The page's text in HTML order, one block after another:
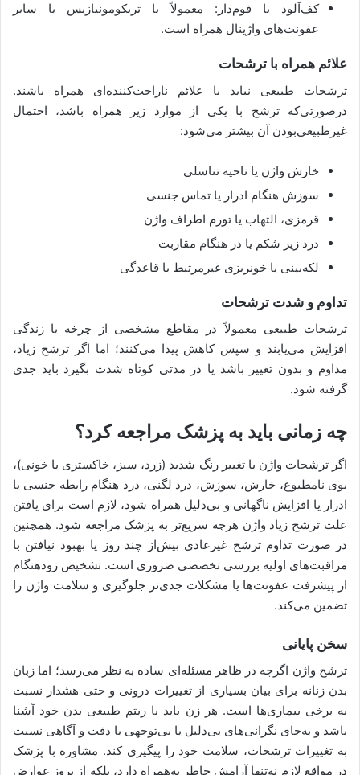
کف‌آلود یا فوم‌دار: معمولاً با تریکومونیازیس یا سایر
عفونت‌های واژینال همراه است.
علائم همراه با ترشحات
ترشحات طبیعی نباید با علائم ناراحت‌کننده‌ای همراه باشند.
درصورتی‌که ترشح با یکی از موارد زیر همراه باشد، احتمال
غیرطبیعی‌بودن آن بیشتر می‌شود:
خارش واژن یا ناحیه تناسلی
سوزش هنگام ادرار یا تماس جنسی
قرمزی، التهاب یا تورم اطراف واژن
درد زیر شکم یا در هنگام مقاربت
لکه‌بینی یا خونریزی غیرمرتبط با قاعدگی
تداوم و شدت ترشحات
ترشحات طبیعی معمولاً در مقاطع مشخصی از چرخه یا زندگی
افزایش می‌یابند و سپس کاهش پیدا می‌کنند؛ اما اگر ترشح زیاد،
مداوم و بدون تغییر باشد یا در مدتی کوتاه شدت بگیرد باید جدی
گرفته شود.
چه زمانی باید به پزشک مراجعه کرد؟
اگر ترشحات واژن با تغییر رنگ شدید (زرد، سبز، خاکستری یا خونی)،
بوی نامطبوع، خارش، سوزش، درد لگنی، درد هنگام رابطه جنسی یا
ادرار یا افزایش ناگهانی و بی‌دلیل همراه شود، لازم است برای یافتن
علت ترشح زیاد واژن هرچه سریع‌تر به پزشک مراجعه شود. همچنین
در صورت تداوم ترشح غیرعادی بیش‌از چند روز یا بهبود نیافتن با
مراقبت‌های اولیه بررسی تخصصی ضروری است. تشخیص زودهنگام
از پیشرفت عفونت‌ها یا مشکلات جدی‌تر جلوگیری و سلامت واژن را
تضمین می‌کند.
سخن پایانی
ترشح واژن اگرچه در ظاهر مسئله‌ای ساده به نظر می‌رسد؛ اما زبان
بدن زنانه برای بیان بسیاری از تغییرات درونی و حتی هشدار نسبت
به برخی بیماری‌ها است. هر زن باید با ریتم طبیعی بدن خود آشنا
باشد و به‌جای نگرانی‌های بی‌دلیل یا بی‌توجهی با دقت و آگاهی نسبت
به تغییرات ترشحات، سلامت خود را پیگیری کند. مشاوره با پزشک
در مواقع لازم نه‌تنها آرامش خاطر به‌همراه دارد، بلکه از بروز عوارض